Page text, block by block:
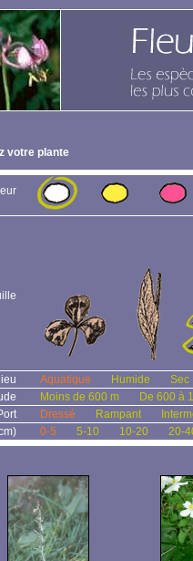
votre plante
Aquatique Humide
Sec
Moins de 600 m
De 600 à
Dressé Rampant
0-5 5-10 10-20 20-